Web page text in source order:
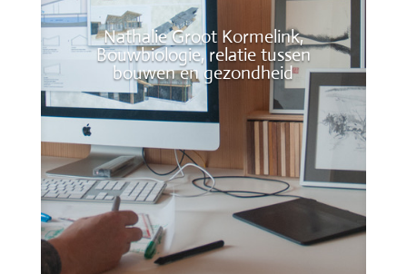
Nathalie Groot Kormelink,
Bouwbiologie, relatie tussen
bouwen en gezondheid